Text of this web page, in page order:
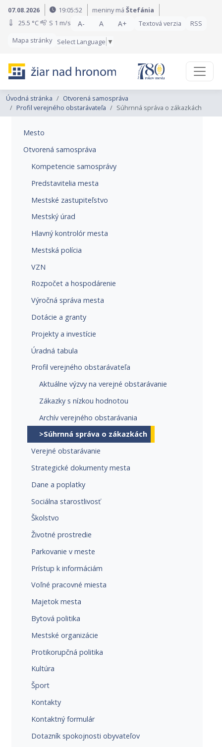
Preskočiť na obsah
Preskočiť na hlavné menu
07.08.2026 19:05:53 meniny máŠtefánia
25.5 °C
S 1 m/s A- A A+ Textová verzia
RSS
Mapa stránky
Select Language ▼
Úvodná stránka
Otvorená samospráva
Profil verejného obstarávateľa
Súhrnná správa o zákazkách
Mesto
Otvorená samospráva
Kompetencie samosprávy
Predstavitelia mesta
Mestské zastupiteľstvo
Mestský úrad
Hlavný kontrolór mesta
Mestská polícia
VZN
Rozpočet a hospodárenie
Výročná správa mesta
Dotácie a granty
Projekty a investície
Úradná tabula
Profil verejného obstarávateľa
Aktuálne výzvy na verejné obstarávanie
Zákazky s nízkou hodnotou
Archív verejného obstarávania
>Súhrnná správa o zákazkách
Verejné obstarávanie
Strategické dokumenty mesta
Dane a poplatky
Sociálna starostlivosť
Školstvo
Životné prostredie
Parkovanie v meste
Prístup k informáciám
Voľné pracovné miesta
Majetok mesta
Bytová politika
Mestské organizácie
Protikorupčná politika
Kultúra
Šport
Kontakty
Kontaktný formulár
Dotazník spokojnosti obyvateľov